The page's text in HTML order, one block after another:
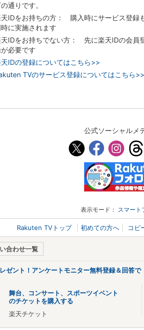
通りです。
IDをお持ちの方： 購入時にサービス登録
時に実施されます
IDをお持ちでない方： 先に楽天IDの会員
必要です
IDの登録についてはこちら>>
TVのサービス登録についてはこちら>>
公式ソーシャルメ
表示モード： スマート
Rakuten TVトップ 初めての方へ コピ
合わせ一覧
ゼント！アンケートモニター無料登録＆回答
舞台、コンサート、スポーツイベント
のチケットを購入する
楽天チケット